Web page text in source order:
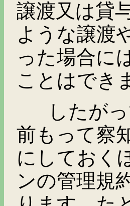
譲渡又は貸
ような譲渡
った場合に
ことはでき
したがっ
前もって察
にしておく
ンの管理規